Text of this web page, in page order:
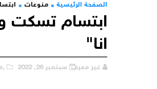
الصفحة الرئيسية منوعات
ابتسام تسكت
انا"
غير معرف سبتمبر 26, 2022